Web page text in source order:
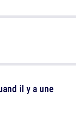
il y a une